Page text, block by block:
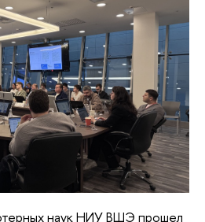
наук НИУ ВШЭ прошел